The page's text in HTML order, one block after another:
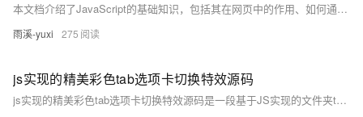
本文档介绍了JavaScript的基础知识，包括其在网页中的作用、如何通过JavaScript动态设置HTML元素的CSS属性，以及JavaScript中的变量类型（`var`、`let`、`const`）和数据类型（基本数据类型与引用数据类型）。通过实例代码详细解释了JavaScript的核心概念，适合初学者入门学习。
雨溪-yuxi 275
js实现的精美彩色tab选项卡切换特效源码
js实现的精美彩色tab选项卡切换特效源码是一段基于JS实现的文件夹tab选项卡切换效果，拥有彩色、单色两种选择，点击标签选项卡可实现相应的变色效果，非常有意思，欢迎对此段代码感兴趣的朋友前来下载使用。